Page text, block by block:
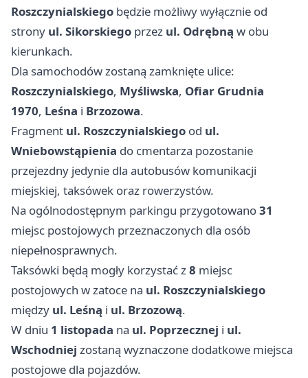
Roszczynialskiego będzie możliwy wyłącznie od
strony ul. Sikorskiego przez ul. Odrębną w obu
kierunkach.
Dla samochodów zostaną zamknięte ulice:
Roszczynialskiego, Myśliwska, Ofiar Grudnia
1970, Leśna i Brzozowa.
Fragment ul. Roszczynialskiego od ul.
Wniebowstąpienia do cmentarza pozostanie
przejezdny jedynie dla autobusów komunikacji
miejskiej, taksówek oraz rowerzystów.
Na ogólnodostępnym parkingu przygotowano31
miejsc postojowych przeznaczonych dla osób
niepełnosprawnych.
Taksówki będą mogły korzystać z8 miejsc
postojowych w zatoce na ul. Roszczynialskiego
między ul. Leśną i ul. Brzozową.
W dniu 1 listopada na ul. Poprzecznej i ul.
Wschodniej zostaną wyznaczone dodatkowe miejsca
postojowe dla pojazdów.